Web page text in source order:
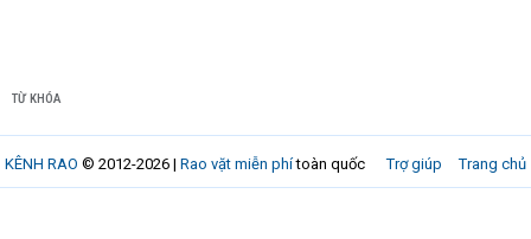
TỪ KHÓA
Trợ giúp Trang chủ
KÊNH RAO © 2012-2026 | Rao vặt miễn phítoàn quốc